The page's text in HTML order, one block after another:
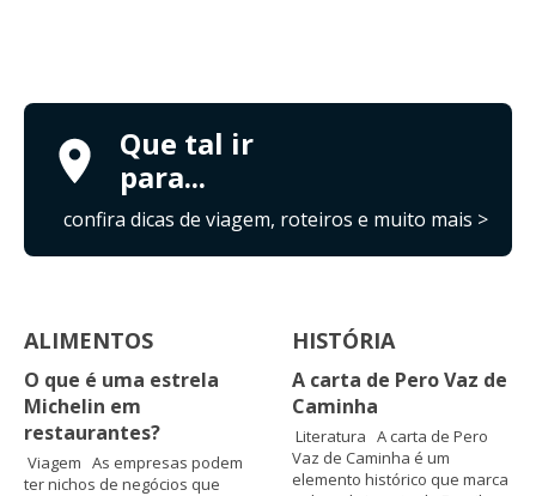
Que tal ir
para...
confira dicas de viagem, roteiros e muito mais >
ALIMENTOS
O que é uma estrela
Michelin em
restaurantes?
Viagem As empresas podem
ter nichos de negócios que
HISTÓRIA
A carta de Pero Vaz de
Caminha
Literatura A carta de Pero
Vaz de Caminha é um
elemento histórico que marca